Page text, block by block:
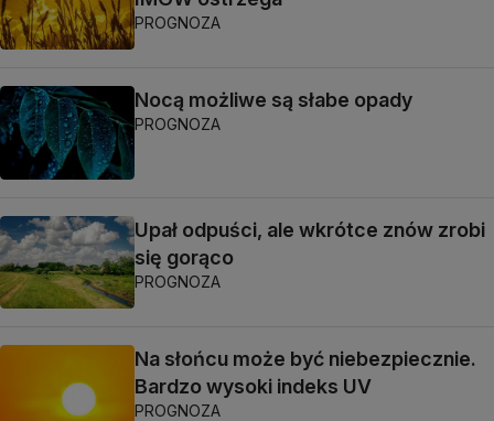
PROGNOZA
Nocą możliwe są słabe opady
PROGNOZA
Upał odpuści, ale wkrótce znów zrobi
się gorąco
PROGNOZA
Na słońcu może być niebezpiecznie.
Bardzo wysoki indeks UV
PROGNOZA